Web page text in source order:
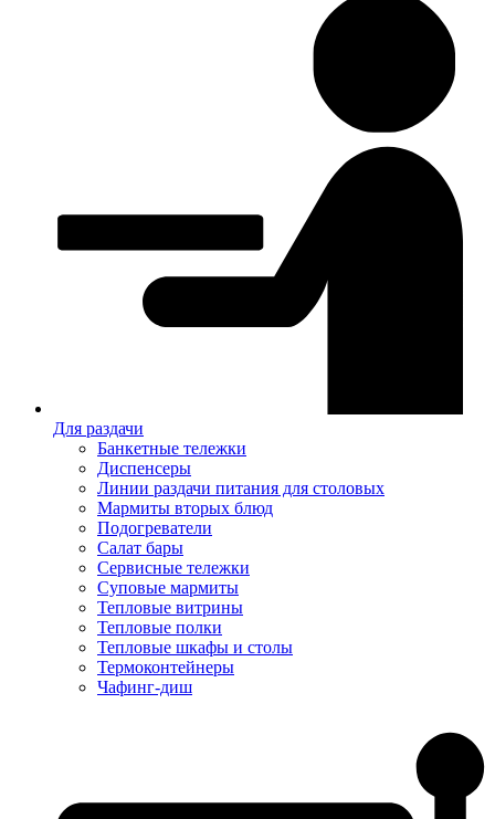
Для раздачи
Банкетные тележки
Диспенсеры
Линии раздачи питания для столовых
Мармиты вторых блюд
Подогреватели
Салат бары
Сервисные тележки
Суповые мармиты
Тепловые витрины
Тепловые полки
Тепловые шкафы и столы
Термоконтейнеры
Чафинг-диш